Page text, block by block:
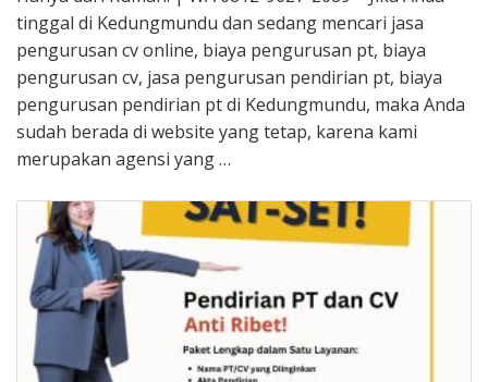
tinggal di Kedungmundu dan sedang mencari jasa
pengurusan cv online, biaya pengurusan pt, biaya
pengurusan cv, jasa pengurusan pendirian pt, biaya
pengurusan pendirian pt di Kedungmundu, maka Anda
sudah berada di website yang tetap, karena kami
merupakan agensi yang …